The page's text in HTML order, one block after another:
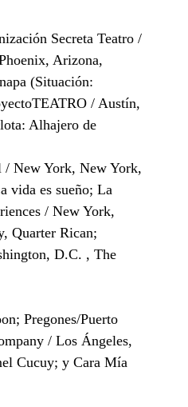
Secreta Teatro /
Arizona,
(Situación:
/ Austín,
Alhajero de
/ New York, New York,
vida es sueño; La
/ New York,
Quarter Rican;
D.C. , The
Pregones/Puerto
/ Los Ángeles,
Cucuy; y Cara Mía